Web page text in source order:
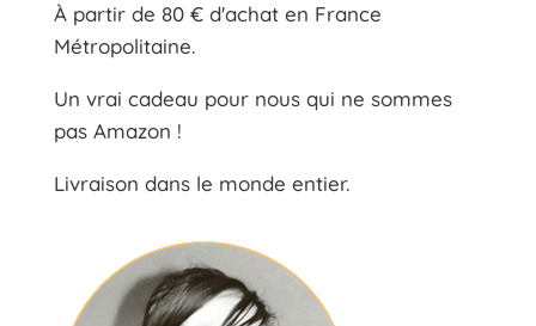
À partir de 80 € d'achat en France
Métropolitaine.
Un vrai cadeau pour nous qui ne sommes
pas Amazon !
Livraison dans le monde entier.